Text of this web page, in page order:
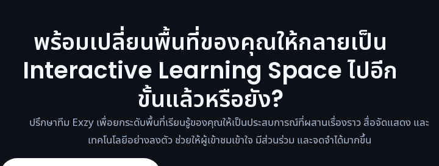
พร้อมเปลี่ยนพื้นที่ของคุณให้กลายเป็น
Interactive Learning Space ไปอีก
ขั้นแล้วหรือยัง?
ปรึกษาทีม Exzy เพื่อยกระดับพื้นที่เรียนรู้ของคุณให้เป็นประสบการณ์ที่ผสานเรื่องราว สื่อจัดแสดง และ
เทคโนโลยีอย่างลงตัว ช่วยให้ผู้เข้าชมเข้าใจ มีส่วนร่วม และจดจำได้มากขึ้น